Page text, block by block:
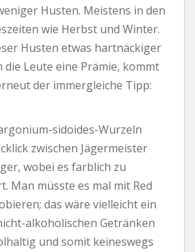
Husten. Meistens in den
wie Herbst und Winter.
Husten etwas hartnäckiger
die Leute eine Prämie, kommt
der immergleiche Tipp:
sidoides-Wurzeln
zwischen Jägermeister
wobei es farblich zu
Man müsste es mal mit Red
das wäre vielleicht ein
alkoholischen Getränken
und somit keineswegs